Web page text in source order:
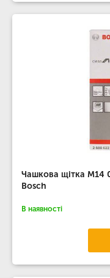
Чашкова щітка M14
Bosch
В наявності